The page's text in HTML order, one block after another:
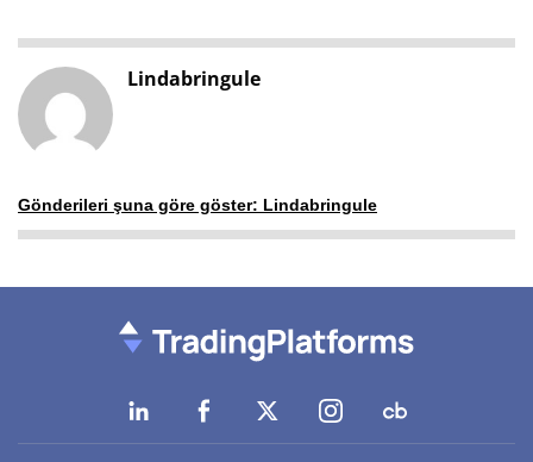
Lindabringule
Gönderileri şuna göre göster: Lindabringule